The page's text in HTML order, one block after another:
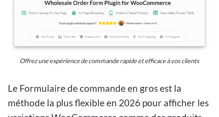
Offrez une expérience de commande rapide et efficace à vos clients
Le Formulaire de commande en gros est la
méthode la plus flexible en 2026 pour afficher les